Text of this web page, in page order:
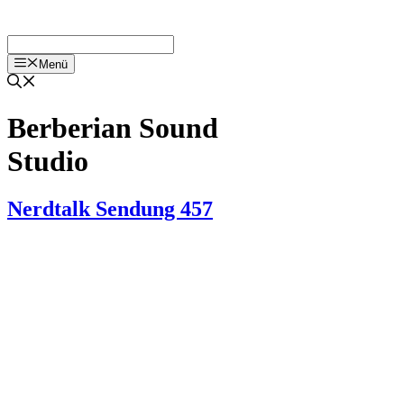
Menü
Berberian Sound
Studio
Nerdtalk Sendung 457